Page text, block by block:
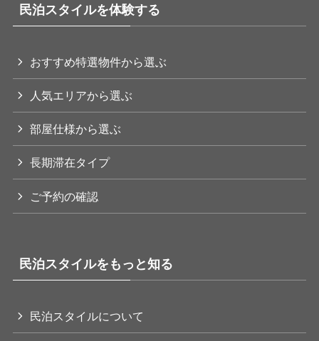
民泊スタイルを体験する
おすすめ特選物件から選ぶ
人気エリアから選ぶ
部屋仕様から選ぶ
長期滞在タイプ
ご予約の確認
民泊スタイルをもっと知る
民泊スタイルについて